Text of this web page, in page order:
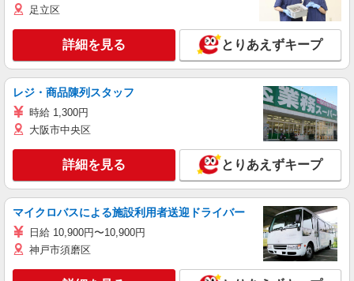
足立区
詳細を見る とりあえずキープ
レジ・商品陳列スタッフ
時給 1,300円
大阪市中央区
詳細を見る とりあえずキープ
マイクロバスによる施設利用者送迎ドライバー
日給 10,900円〜10,900円
神戸市須磨区